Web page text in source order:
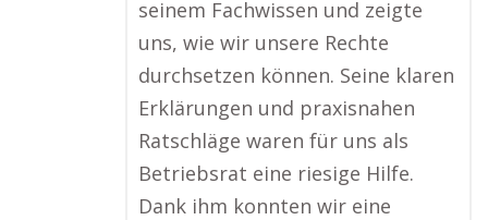
seinem Fachwissen und zeigte
uns, wie wir unsere Rechte
durchsetzen können. Seine klaren
Erklärungen und praxisnahen
Ratschläge waren für uns als
Betriebsrat eine riesige Hilfe.
Dank ihm konnten wir eine